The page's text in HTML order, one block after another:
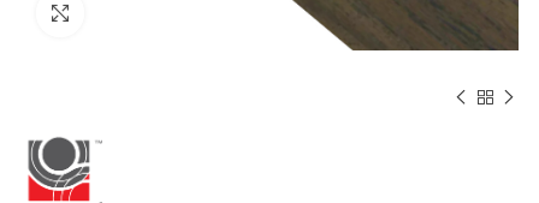
Norėdami padidinti spauskite čia